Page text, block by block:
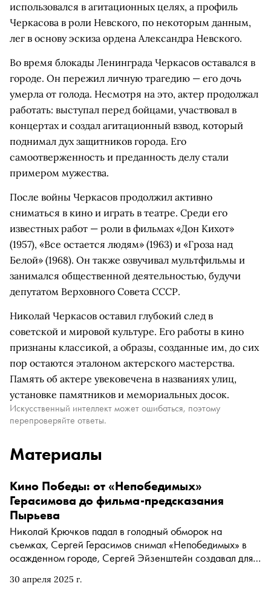
использовался в агитационных целях, а профиль
Черкасова в роли Невского, по некоторым данным,
лег в основу эскиза ордена Александра Невского.
Во время блокады Ленинграда Черкасов оставался в
городе. Он пережил личную трагедию — его дочь
умерла от голода. Несмотря на это, актер продолжал
работать: выступал перед бойцами, участвовал в
концертах и создал агитационный взвод, который
поднимал дух защитников города. Его
самоотверженность и преданность делу стали
примером мужества.
После войны Черкасов продолжил активно
сниматься в кино и играть в театре. Среди его
известных работ — роли в фильмах «Дон Кихот»
(1957), «Все остается людям» (1963) и «Гроза над
Белой» (1968). Он также озвучивал мультфильмы и
занимался общественной деятельностью, будучи
депутатом Верховного Совета СССР.
Николай Черкасов оставил глубокий след в
советской и мировой культуре. Его работы в кино
признаны классикой, а образы, созданные им, до сих
пор остаются эталоном актерского мастерства.
Память об актере увековечена в названиях улиц,
установке памятников и мемориальных досок.
Искусственный интеллект может ошибаться, поэтому
перепроверяйте ответы.
Материалы
30 апреля 2025 г.
Кино Победы: от «Непобедимых»
Герасимова до фильма-предсказания
Пырьева
Николай Крючков падал в голодный обморок на
съемках, Сергей Герасимов снимал «Непобедимых» в
осажденном городе, Сергей Эйзенштейн создавал для
кустарника, Николай Черкасов потерял дочь в блокаду,